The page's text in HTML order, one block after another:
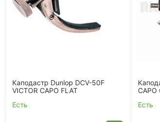
Каподастр Dunlop DCV-50F
VICTOR CAPO FLAT
Есть
CAPO
Есть